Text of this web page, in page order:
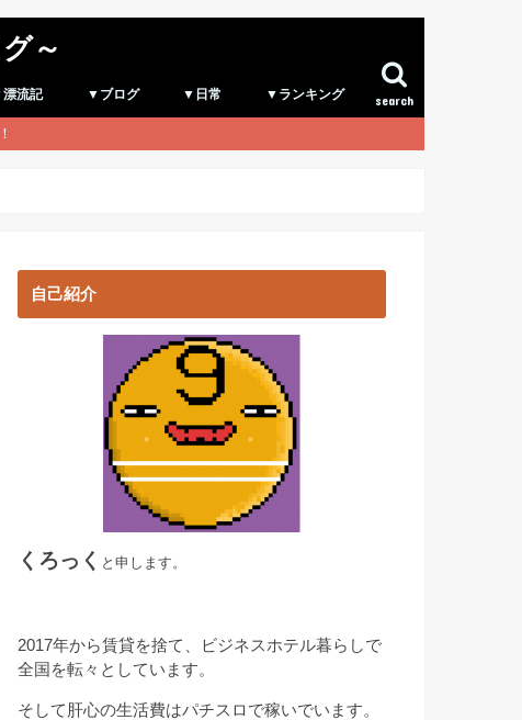
～
search
流記 ▼ブログ ▼日常 ▼ランキング
自己紹介
くろっく と申します。
2017年から賃貸を捨て、ビジネスホテル暮らしで
全国を転々としています。
そして肝心の生活費はパチスロで稼いでいます。